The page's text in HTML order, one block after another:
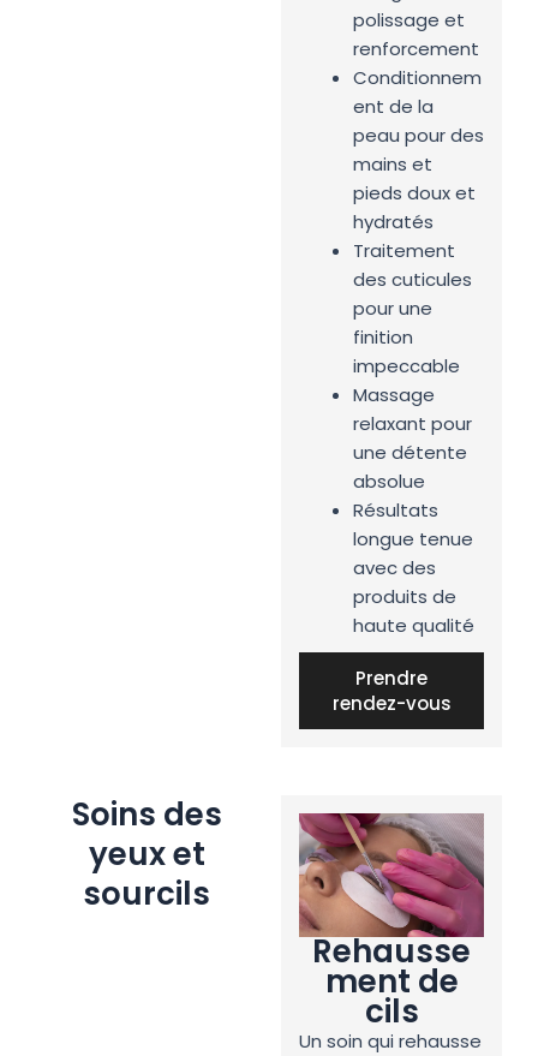
polissage et
renforcement
Conditionnem
ent de la
peau pour des
mains et
pieds doux et
hydratés
Traitement
des cuticules
pour une
finition
impeccable
Massage
relaxant pour
une détente
absolue
Résultats
longue tenue
avec des
produits de
haute qualité
Prendre
rendez-vous
Soins des
yeux et
sourcils
Rehausse
ment de
cils
Un soin qui rehausse